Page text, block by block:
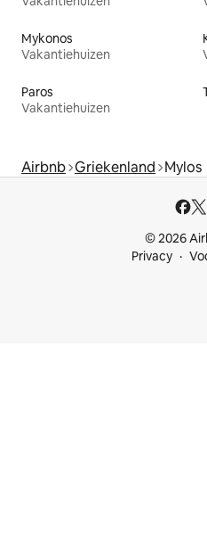
Mykonos
Vakantiehuizen
Paros
Vakantiehuizen
Airbnb Griekenland Mylos
© 2026
Privacy